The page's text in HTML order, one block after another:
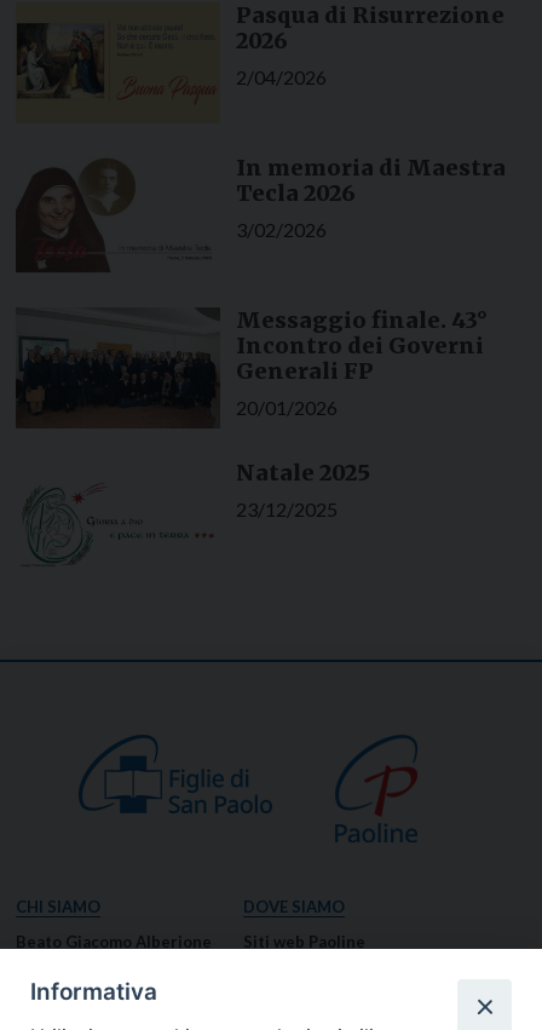
Pasqua di Risurrezione
2026
2/04/2026
In memoria di Maestra
Tecla 2026
3/02/2026
Messaggio finale. 43°
Incontro dei Governi
Generali FP
20/01/2026
Natale 2025
23/12/2025
CHI SIAMO
Beato Giacomo Alberione
DOVE SIAMO
Siti web Paoline
Informativa